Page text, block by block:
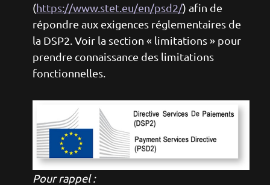
(https://www.stet.eu/en/psd2/) afin de
répondre aux exigences réglementaires de
la DSP2. Voir la section « limitations » pour
prendre connaissance des limitations
fonctionnelles.
Pour rappel :